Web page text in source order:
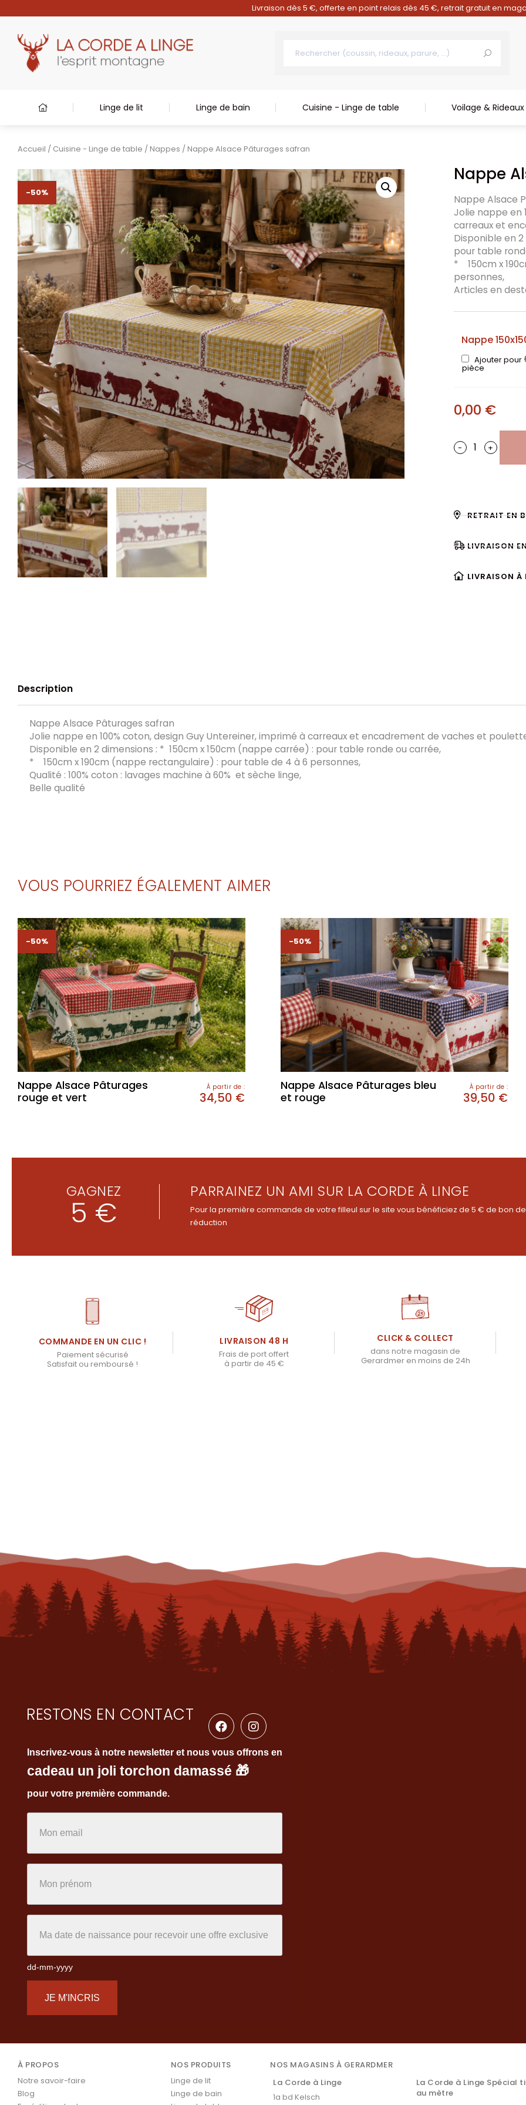
Livraison dès 5 €, offerte en point relais dès 45 €, retrait gratuit en
Linge de lit Linge de bain Cuisine - Linge de table Voilage & Rideaux
Accueil / Cuisine - Linge de table / Nappes / Nappe Alsace Pâturages safran
-50%
Nappe
Nappe Alsace
Jolie nappe en
carreaux et
Disponible en
pour table
* 150cm x
personnes,
Articles en
Nappe
Ajouter pour
pièce
0,00 €
- +
RETRAIT EN
LIVRAISON
LIVRAISON À
Description
Nappe Alsace Pâturages safran
Jolie nappe en 100% coton, design Guy Untereiner, imprimé à carreaux et encadrement de vaches et
Disponible en 2 dimensions : * 150cm x 150cm (nappe carrée) : pour table ronde ou carrée,
* 150cm x 190cm (nappe rectangulaire) : pour table de 4 à 6 personnes,
Qualité : 100% coton : lavages machine à 60% et sèche linge,
Belle qualité
VOUS POURRIEZ ÉGALEMENT AIMER
-50%
Nappe Alsace Pâturages
rouge et vert
À partir de :
34,50 €
-50%
Nappe Alsace Pâturages bleu
et rouge
À partir de :
39,50 €
GAGNEZ
5 €
PARRAINEZ UN AMI SUR LA CORDE À LINGE
Pour la première commande de votre filleul sur le site vous bénéficiez de 5 € de bon de
réduction
COMMANDE EN UN CLIC !
Paiement sécurisé
Satisfait ou remboursé !
LIVRAISON 48 H
Frais de port offert
à partir de 45 €
CLICK & COLLECT
dans notre magasin de
Gerardmer en moins de 24h
RESTONS EN CONTACT
Inscrivez-vous à notre newsletter et nous vous offrons en
cadeau un joli torchon damassé 🎁
pour votre première commande.
dd-mm-yyyy
JE M'INCRIS
À PROPOS
Notre savoir-faire
Blog
NOS PRODUITS
Linge de lit
Linge de bain
NOS MAGASINS À GERARDMER
La Corde à Linge
1a bd Kelsch
La Corde à Linge Spécial
au mètre